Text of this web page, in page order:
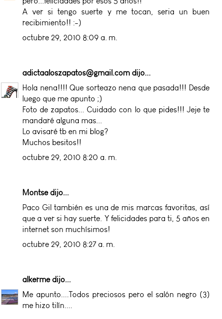
A ver si tengo suerte y me tocan, seria un buen
recibimiento!! :-)
octubre 29, 2010 8:09 a. m.
adictaaloszapatos@gmail.com dijo...
Hola nena!!!! Que sorteazo nena que pasada!!! Desde
luego que me apunto ;)
Foto de zapatos... Cuidado con lo que pides!!! Jeje te
mandaré alguna mas...
Lo avisaré tb en mi blog?
Muchos besitos!!
octubre 29, 2010 8:20 a. m.
Montse dijo...
Paco Gil también es una de mis marcas favoritas, así
que a ver si hay suerte. Y felicidades para ti, 5 años en
internet son muchísimos!
octubre 29, 2010 8:27 a. m.
alkermedijo...
Me apunto....Todos preciosos pero el salón negro (3)
me hizo tilín....